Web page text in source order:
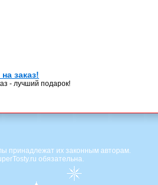
заказ!
- лучший подарок!
принадлежат их законным авторам.
обязательна.